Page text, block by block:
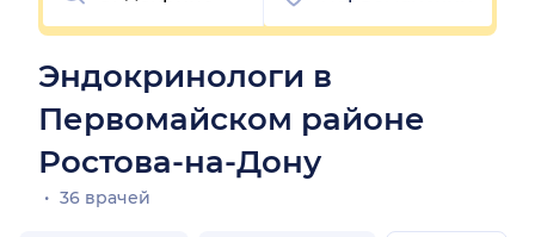
Эндокринологи в
Первомайском районе
Ростова-на-Дону
36 врачей